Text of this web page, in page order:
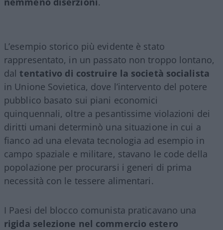
L’esempio storico più evidente è stato
rappresentato, in un passato non troppo lontano,
daltentativo di costruire la società socialista
in Unione Sovietica, dove l’intervento del potere
pubblico basato sui piani economici
quinquennali, oltre a pesantissime violazioni dei
diritti umani determinò una situazione in cui a
fianco ad una elevata tecnologia ad esempio in
campo spaziale e militare, stavano le code della
popolazione per procurarsi i generi di prima
necessità con le tessere alimentari.
I Paesi del blocco comunista praticavano una
rigida selezione nel commercio estero